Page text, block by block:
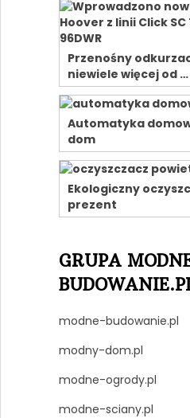
Przenośny
niewiele więcej od …
Automatyka
dom
Ekologiczny
prezent
GRUPA
modne-budowanie.pl
modny-dom.pl
modne-ogrody.pl
modne-sciany.pl